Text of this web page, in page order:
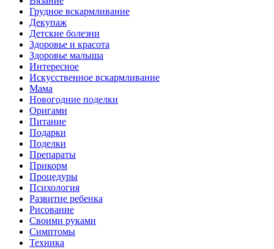
Грудное вскармливание
Декупаж
Детские болезни
Здоровье и красота
Здоровье малыша
Интересное
Искусственное вскармливание
Мама
Новогодние поделки
Оригами
Питание
Подарки
Поделки
Препараты
Прикорм
Процедуры
Психология
Развитие ребенка
Рисование
Своими руками
Симптомы
Техника